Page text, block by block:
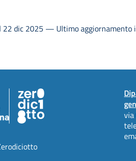
22 dic 2025 — Ultimo aggiornamento
via